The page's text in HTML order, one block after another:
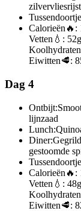
zilvervliesrijst
Calorieën 🔥:
Vetten 💧: 52g
Koolhydraten
Eiwitten🥩:
Dag 4
Ontbijt:
lijnzaad
Lunch:
Diner:
gestoomde
Calorieën 🔥:
Vetten 💧: 48g
Koolhydraten
Eiwitten🥩: